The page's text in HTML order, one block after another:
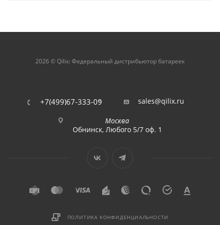
2026 © Qilix: Федеральный дистрибьютор батареек
+7(499)67-333-09 sales@qilix.ru
Москва
Обнинск, Любого 5/7 оф. 1
ПОЛИТИКА КОНФИДЕНЦИАЛЬНОСТИ